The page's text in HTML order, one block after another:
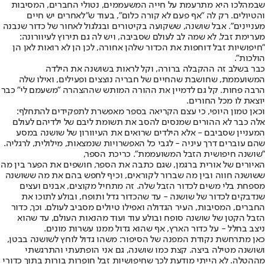
שבמהלכו היא מתרעמת על חייה המשעממים, נטולי החברים, המסיבות
והטיולים. רק לה "אף פעם לא קורה כלום", בעוד ש"לאחרים יש חיים
מעניינים". אבל שושנה, ששקועה בקיטורים ובגלגול לאחור של כדור שנבנה
מערימת זבל, לא שמה לב לעולם שסביבה, ויש לה גם תירוץ לעיוורונה:
"חיפושיות זבל דוחפות את הכדור שלהן אחורה, לכן הן לא רואות לאן הן
הולכות".
כבר בשלב זה ההקבלה ברורה, וקל לראות בשושנה את הילדה
המשועממת, שחושבת שהחיים של חבריה נוצצים ופעילים, ואילו שלה
הרבה פחות. קל גם לדמיין את ההורה המותש שההצהרה "משעמם לי" כבר
יוצאת לו מכל החורים.
וכאן טמון היופי, כי עצם הקריאה בספר מאפשרת לתפקידים להתחלף:
אלה כבר לא ההורים שמנסים להסב את תשומת ליבם של ילדיהם לעולם
המעניין שסביבם - אלא הילדים שרואים את העיוורון של שושנה במסע
שהם עוברים דרך עיניה - לגבי כל האפשרויות שנמצאות, מילולית, לרגליה.
"שושנה חיפושית הזבל המשועממת". כריכת הספר,
האיורים של אורית ברגמן, שגם כתבה את הספר, חושפים את הפער בין מה
ששושנה חווה ובין מה שברור לקוראים, וכיף לחפש בהם את מה ששושנה
מספחת בלי משים לכדור הזבל שלה. זה מתחיל מקוצים, אבנים ועצים
שנדבקים לכדור של שושנה - עד שהכדור גדל ותופח, ובולע לתוכו את
החברים, המסיבות, העיר הגדולה ואפילו טיולים מסביב לעולם. וכך, כדור
הזבל הקטן של שושנה סופח ובולע עוד ועוד מהנאות העולם, עד שהוא
ניצב בחלל - על כדור הארץ, אף שהוא גדול ממנו עשרות מונים.
כאן מתרחשת נקודת המפנה של הסיפור: משהו גדול לוחץ לשושנה בבטן,
ושושנה מטילה ביצה. קצת כמו שושנה, גם אני הופתעתי והתרגשתי
מההטלה. לא הייתי מודעת לכך שחיפושיות זבל חופרות בורות בתוך כדורי